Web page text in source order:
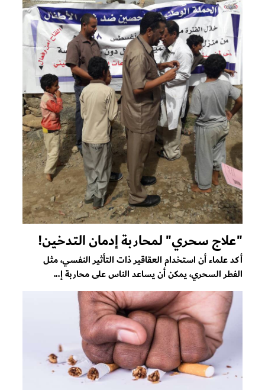
"علاج سحري" لمحاربة إدمان التدخين!
أكد علماء أن استخدام العقاقير ذات التأثير النفسي، مثل
الفطر السحري، يمكن أن يساعد الناس على محاربة إ...